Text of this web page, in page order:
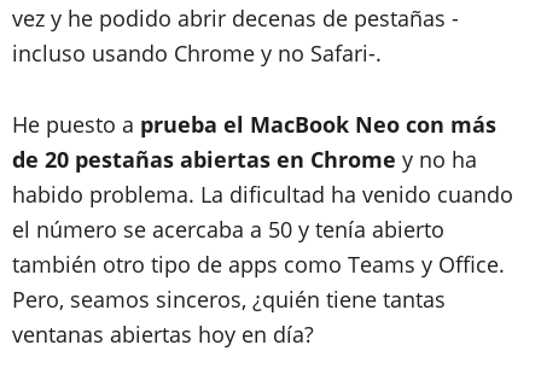
vez y he podido abrir decenas de pestañas -
incluso usando Chrome y no Safari-.
He puesto a prueba el MacBook Neo con más
de 20 pestañas abiertas en Chrome y no ha
habido problema. La dificultad ha venido cuando
el número se acercaba a 50 y tenía abierto
también otro tipo de apps como Teams y Office.
Pero, seamos sinceros, ¿quién tiene tantas
ventanas abiertas hoy en día?